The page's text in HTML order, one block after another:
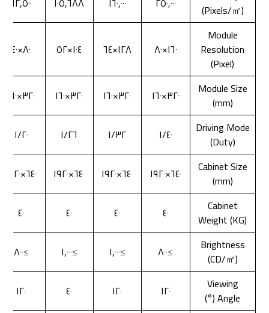
(Pixels/㎡)
Module
Resolution
(Pixel)
١٦٠×٨٠ ١٢٨×٦٤ ١٠٤×٥٢ ٨٠×٤٠
Module Size
(mm)
٣٢٠×١٦٠ ٣٢٠×١٦٠ ٣٢٠×١٦٠
٣٢٠×١٦٠
Driving Mode
(Duty)
١/٤٠ ١/٣٢ ١/٢٦
١/٢٠
Cabinet Size
(mm)
٦٤٠×١٩٢٠ ٦٤٠×١٩٢٠ ٦٤٠×١٩٢٠
٦٤٠×١٩٢٠
Cabinet
Weight (KG)
٤٠ ٤٠ ٤٠
٤٠
Brightness
(CD/㎡)
≥٨٠٠ ≥١,٠٠٠ ≥١,٠٠٠
≥٨٠٠
Viewing
Angle (°)
١٢٠ ١٢٠ ٤٠
١٢٠